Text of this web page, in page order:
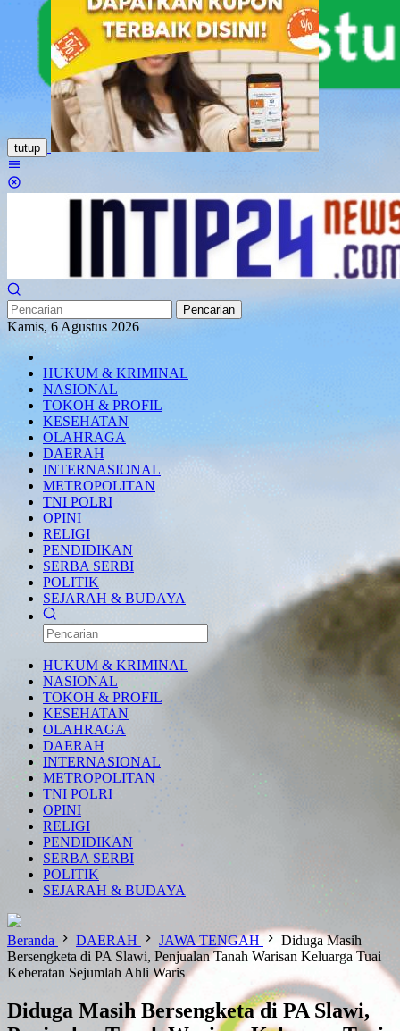
tutup
Pencarian
Kamis, 6 Agustus 2026
HUKUM & KRIMINAL
NASIONAL
TOKOH & PROFIL
KESEHATAN
OLAHRAGA
DAERAH
INTERNASIONAL
METROPOLITAN
TNI POLRI
OPINI
RELIGI
PENDIDIKAN
SERBA SERBI
POLITIK
SEJARAH & BUDAYA
HUKUM & KRIMINAL
NASIONAL
TOKOH & PROFIL
KESEHATAN
OLAHRAGA
DAERAH
INTERNASIONAL
METROPOLITAN
TNI POLRI
OPINI
RELIGI
PENDIDIKAN
SERBA SERBI
POLITIK
SEJARAH & BUDAYA
Beranda DAERAH JAWA TENGAH
Diduga Masih
Bersengketa di PA Slawi, Penjualan Tanah Warisan Keluarga Tuai
Keberatan Sejumlah Ahli Waris
Diduga Masih Bersengketa di PA Slawi,